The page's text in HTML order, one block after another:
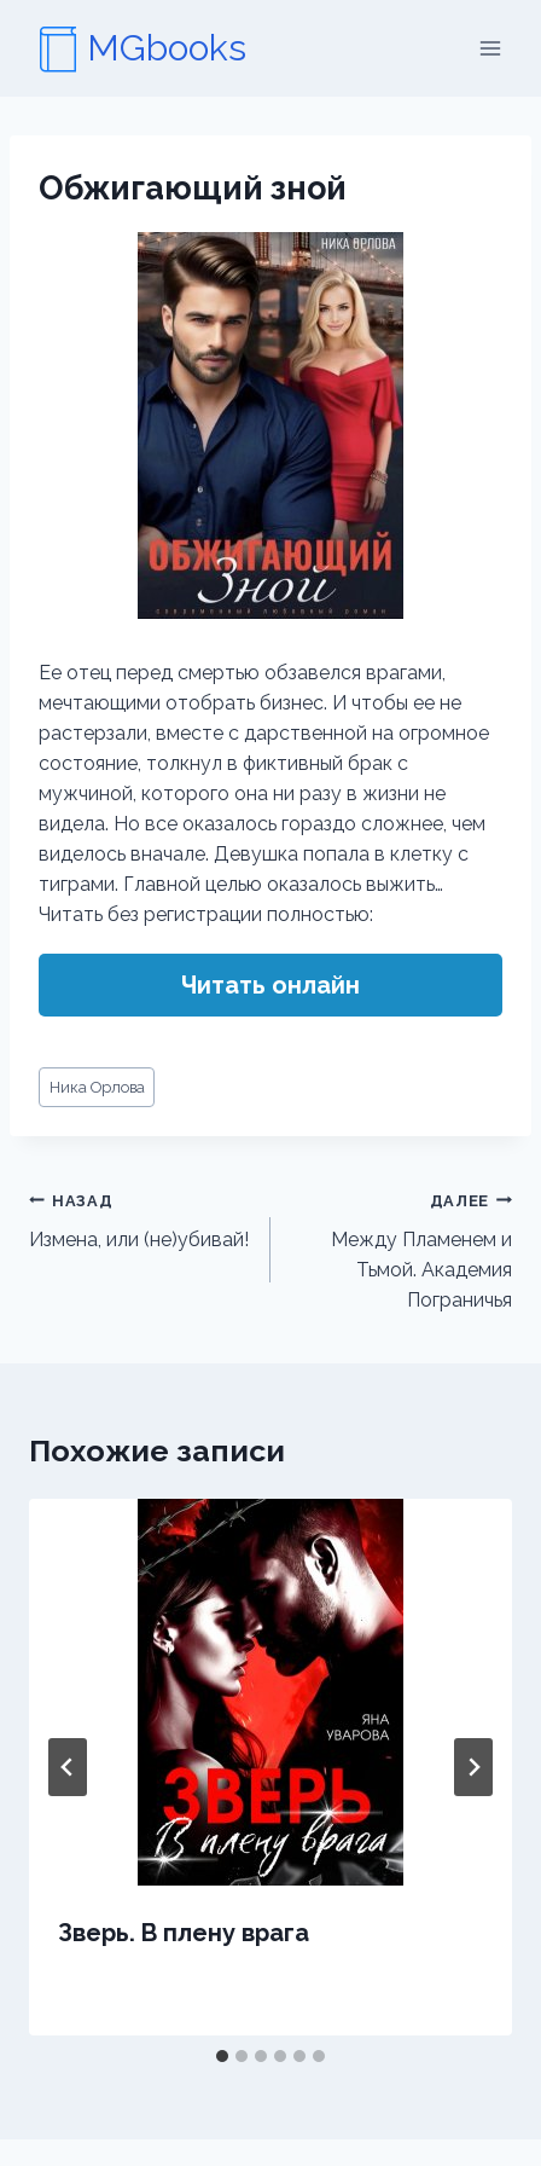
содержимому
MGbooks
Обжигающий зной
Ее отец перед смертью обзавелся врагами,
мечтающими отобрать бизнес. И чтобы ее не
растерзали, вместе с дарственной на огромное
состояние, толкнул в фиктивный брак с
мужчиной, которого она ни разу в жизни не
видела. Но все оказалось гораздо сложнее, чем
виделось вначале. Девушка попала в клетку с
тиграми. Главной целью оказалось выжить…
Читать без регистрации полностью:
Читать онлайн
Метки
записи:
Ника Орлова
Навигация
по
НАЗАД
Измена, или (не)убивай!
ДАЛЕЕ
Между Пламенем и
Тьмой. Академия
Пограничья
Похожие записи
Зверь. В плену врага